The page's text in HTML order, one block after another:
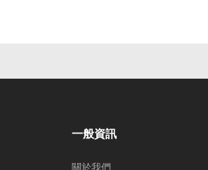
一般資訊
關於我們